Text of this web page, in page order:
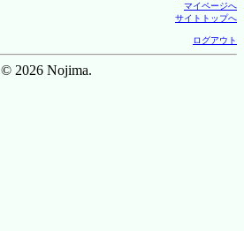
マイページへ
サイトトップへ
ログアウト
© 2026 Nojima.